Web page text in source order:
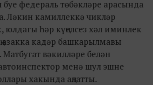
буе федераль төбәкләре арасында
Ләкин камиллеккә чикләр
юлдагы һәр күңелсез хәл иминлек
азакка кадәр башкарылмавы
вәкилләре белән
менә шул эшне
хакында аңлатты.